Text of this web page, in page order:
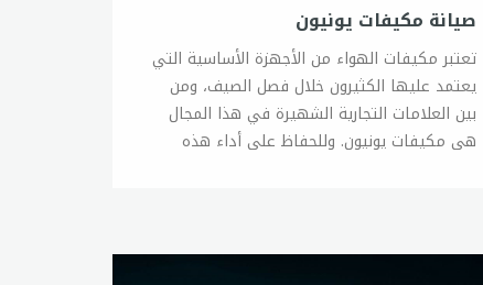
صيانة مكيفات يونيون
تعتبر مكيفات الهواء من الأجهزة الأساسية التي يعتمد عليها الكثيرون خلال فصل الصيف، ومن بين العلامات التجارية الشهيرة في هذا المجال هي مكيفات يونيون. وللحفاظ على أداء هذه المكيفات وضمان الحصول على أفضل النتائج، فمن المهم القيام بصيانتها بانتظام. فيما يلي نقدم بعض النصائح الهامة لصيانة مكيفات يونيون: تنظيف الفلتر: يجب تنظيف فلتر المكيف بانتظام، حيث يتراكم الغبار والشوائب فيه مما يؤدي إلى تدني أداء المكيف وزيادة استهلاك الطاقة. ويفضل تنظيف الفلتر مرة كل شهرين على الأقل. تنظيف المكثفات: يجب تنظيف المكثفات الخارجية للمكيف بانتظام، حيث يمكن أن يتراكم الغبار والأوساخ فيها ويؤثر ذلك على أداء المكيف وزيادة استهلاك الطاقة. ويفضل تنظيف المكثفات مرة كل عام. فحص الضاغط: يجب فحص الضاغط بانتظام، حيث يعتبر هذا الجزء من المكيف من الأجزاء الهامة التي تؤثر على أداء المكيف ويجب التأكد من عدم وجود أي تسرب فيه. التأكد من سلامة الأسلاك: يجب التأكد من سلامة الأسلاك الكهربائية الموصلة للمكيف، حيث يمكن أن يؤدي تلف الأسلاك إلى توقف المكيف عن العمل. الحفاظ على مستوى الغاز: يجب التأكد من وجود كمية كافية من الغاز داخل المكيف، حيث يؤدي نقص الغاز إلى تدني أداء المكيف وعدم تبريده بشكل جيد. إصلاح الأعطال: في حالة حدوث أي عطل في المكيف، يجب إصلاحه بأسرع وقت ممكن لتفادي تفاقم المشكلة وتكلفة الإصلاح. بالإضافة إلى النصائح المذكورة أعلاه، يجب الحرص على تركيب المكيف بشكل صحيح وفقًا للتعليمات الموجودة في دليل المستخدم، وعدم تشغيله بأطوال فترات زمنية طويلة دون توقف للحفاظ على سلامة المكيف وزيادة عمره الافتراضي. باختصار، يمكن الحفاظ على أداء مكيفات يونيون وضمان عمرها الافتراضي الطويل من خلال القيام بصيانتها بانتظام واتباع الإرشادات المذكورة أعلاه.صيانة تكييفات يونيونتكييفات يونيون من الأجهزة الهامة التي يعتمد عليها الكثير من الأفراد خلال فصل الصيف، وللحفاظ على أدائها الجيد وضمان عمرها الافتراضي الطويل، يجب القيام بصيانتها بانتظام. وفي هذا المقال، سنتحدث عن أساليب صيانة تكييفات يونيون. تنظيف الفلتر: يجب تنظيف فلتر التكييف بانتظام، حيث يتراكم الغبار والشوائب فيه مما يؤدي إلى تدني أداء التكييف وزيادة استهلاك الطاقة. ويفضل تنظيف الفلتر مرة كل شهرين على الأقل. تنظيف المكثفات: يجب تنظيف المكثفات الخارجية للتكييف بانتظام، حيث يمكن أن يتراكم الغبار والأوساخ فيها ويؤثر ذلك على أداء التكييف وزيادة استهلاك الطاقة. ويفضل تنظيف المكثفات مرة كل عام. فحص الضاغط: يجب فحص الضاغط بانتظام، حيث يعتبر هذا الجزء من التكييف من الأجزاء الهامة التي تؤثر على أداء التكييف ويجب التأكد من عدم وجود أي تسرب فيه. التأكد من سلامة الأسلاك: يجب التأكد من سلامة الأسلاك الكهربائية الموصلة للتكييف، حيث يمكن أن يؤدي تلف الأسلاك إلى توقف التكييف عن العمل. الحفاظ على مستوى الغاز: يجب التأكد من وجود كمية كافية من الغاز داخل التكييف، حيث يؤدي نقص الغاز إلى تدني أداء التكييف وعدم تبريده بشكل جيد. إصلاح الأعطال: في حالة حدوث أي عطل في التكييف، يجب إصلاحه بأسرع وقت ممكن لتفادي تفاقم المشكلة وتكلفة الإصلاح. الحرص على تركيب التكييف بشكل صحيح: يجب الحرص على تركيب التكييف بشكل صحيح وفقًا للتعليمات الموجودة في دليل المستخدم، وعدم تشغيله بأطوال فترات زمنية طويلة دون توقف للحفاظ على سلامة التكييف وزيادة عمره الافتراضي. باختصار، يمكن الحفاظ على أداء تكييفات يونيون وضمان عمرها الافتراضي الطويل من خلال القيام بصيانتها بانتظام واتباع الإرشادات المذكورة أعلاه. يجب الحرص على القيام بصيانة التكييف بشكل دوري والتأكد من أن جميع أجزائه تعمل بشكل جيد وسليم، وفي حالة وجود أي مشكلة أو عطل، يجب الاتصال بفني صيانة مؤهل من sitename لإصلاحها.توكيل يونيون للتكييفتوكيل يونيون هو مركز صيانة معتمد للتكييفات الخاصة بعلامة يونيون، ويقدم خدمات الصيانة والإصلاح والتركيب لعملائه في مختلف مناطق البلاد. وفي هذا المقال، سنتحدث عن خدمات توكيل يونيون للتكييف. صيانة تكييفات يونيون: يتميز توكيل يونيون بتقديم خدمات صيانة تكييفات يونيون بأعلى مستويات الجودة والدقة، حيث يتم فحص جميع أجزاء التكييف وتنظيفها وإصلاح أي مشاكل تظهر خلال الفحص. إصلاح تكييفات يونيون: يتميز توكيل يونيون بتوفير خدمات إصلاح تكييفات يونيون بأسرع وقت ممكن، حيث يتم تشخيص المشكلة بدقة وإصلاحها بأحدث الأدوات والتقنيات المتاحة. تركيب تكييفات يونيون: يقدم توكيل يونيون خدمات تركيب تكييفات يونيون بأفضل الأسعار، حيث يتم تركيب التكييف بشكل صحيح وفقًا للتعليمات الموجودة في دليل المستخدم، ويتم التأكد من سلامة جميع الأجزاء والكوابل الكهربائية. قطع الغيار الأصلية: يتم توفير جميع قطع الغيار الأصلية لتكييفات يونيون في توكيل يونيون، حيث يتم استبدال أي قطع تالفة بقطع أصلية لضمان عمر أطول للتكييف. خدمة العملاء: توكيل يونيون يوفر خدمة العملاء بشكل احترافي ودقيق، حيث يتم استقبال الشكاوي والاستفسارات والرد عليها بأسرع وقت ممكن، ويتم توفير الدعم الفني والمساعدة لعملائه في أي وقت. باختصار، توكيل يونيون هو مركز صيانة معتمد لتكييفات يونيون، ويقدم خدمات الصيانة والإصلاح والتركيب بأعلى مستوى من الجودة والدقة. كما يوفر توكيل يونيون قطع الغيار الأصلية وخدمة العملاء بشكل احترافي لتلبية احتياجات العملاء وضمان رضاهم التام.صيانة يونيون تكييفتكييفات يونيون هي إحدى العلامات التجارية الشهيرة في عالم التكييف المنزلي، وتتميز بجودة عالية وأداء ممتاز، ولكن كجميع أجهزة التكييف الأخرى، تحتاج تكييفات يونيون إلى صيانة دورية للحفاظ على أدائها الجيد وضمان عمرها الطويل. وفي هذا المقال، سنتحدث عن كيفية صيانة تكييفات يونيون. تنظيف الفلاتر: يجب التأكد من تنظيف فلاتر التكييف بانتظام، وذلك لإزالة الأتربة والشوائب التي تتراكم عليها، والتي تؤدي إلى انسداد الفلاتر وتقليل أداء التكييف وزيادة استهلاك الطاقة. يمكن تنظيف الفلاتر باستخدام الماء والصابون الناعم، ويجب تجفيفها جيدًا قبل إعادتها إلى التكييف. تنظيف المبخر والمكثف: يجب تنظيف المبخر والمكثف بانتظام، وذلك لإزالة الأوساخ والأتربة التي تتراكم عليهما وتؤدي إلى تراكم الجليد وتقليل أداء التكييف. يمكن تنظيف المبخر والمكثف باستخدام الماء والصابون الناعم، ويجب تجفيفهما جيدًا قبل إعادتهما إلى التكييف. فحص الضاغط: يجب فحص الضاغط بانتظام، وذلك للتأكد من سلامته وعدم وجود أي تسريبات فيه. يمكن فحص الضاغط باستخدام ضاغط الهواء ومنظف الفريون، ويجب إصلاح أي تسريبات في الضاغط على الفور. فحص الكوابل الكهربائية: يجب فحص الكوابل الكهربائية بانتظام، وذلك للتأكد من سلامتها وعدم وجود أي تلف فيها. يجب تفقد الكوابل الكهربائية بشكل دوري وإصلاح أي تلف فيها على الفور. فحص مستوى الفريون: يجب فحص مستوى الفريون بانتظام، وذلك للتأكد من أنه في المستوى المطلوب وعدم وجود أي تسريبات فيه. يمكن فحص مستوى الفريون باستخدام جهاز فحص الفريون، ويجب إصلاح أي تسريبات في الفريون على الفور. باختصار، يجب صيانة تكييفات يونيون بانتظام للحفاظ على أدائها الجيد وضمان عمرها الطويل. يجب تنظيف الفلاتر والمبخر والمكثف، وفحص الضاغط والكوابل الكهربائية ومستوى الفريون بانتظام، وإصلاح أي مشاكل تظهر خلال الفحص. يمكن الحصول على خدمات الصيانة والإصلاح من مراكز صيانة معتمدة لتكييفات يونيون مثل توكيل يونيون.صيانة تكييفات يونيون ايرتكييفات يونيون إير هي إحدى العلامات التجارية الشهيرة في عالم التكييف المنزلي، وتتميز بجودة عالية وأداء ممتاز، ولكن كجميع أجهزة التكييف الأخرى، تحتاج تكييفات يونيون إير إلى صيانة دورية للحفاظ على أدائها الجيد وضمان عمرها الطويل. وفي هذا المقال، سنتحدث عن كيفية صيانة تكييفات يونيون إير. تنظيف الفلاتر: يجب التأكد من تنظيف فلاتر التكييف بانتظام، وذلك لإزالة الأتربة والشوائب التي تتراكم عليها، والتي تؤدي إلى انسداد الفلاتر وتقليل أداء التكييف وزيادة استهلاك الطاقة. يمكن تنظيف الفلاتر باستخدام الماء والصابون الناعم، ويجب تجفيفها جيدًا قبل إعادتها إلى التكييف. تنظيف المبخر والمكثف: يجب تنظيف المبخر والمكثف بانتظام، وذلك لإزالة الأوساخ والأتربة التي تتراكم عليهما وتؤدي إلى تراكم الجليد وتقليل أداء التكييف. يمكن تنظيف المبخر والمكثف باستخدام الماء والصابون الناعم، ويجب تجفيفهما جيدًا قبل إعادتهما إلى التكييف. فحص الضاغط: يجب فحص الضاغط بانتظام، وذلك للتأكد من سلامته وعدم وجود أي تسريبات فيه. يمكن فحص الضاغط باستخدام ضاغط الهواء ومنظف الفريون، ويجب إصلاح أي تسريبات في الضاغط على الفور. فحص الكوابل الكهربائية: يجب فحص الكوابل الكهربائية بانتظام، وذلك للتأكد من سلامتها وعدم وجود أي تلف فيها. يجب تفقد الكوابل الكهربائية بشكل دوري وإصلاح أي تلف فيها على الفور. فحص مستوى الفريون: يجب فحص مستوى الفريون بانتظام، وذلك للتأكد من أنه في المستوى المطلوب وعدم وجود أي تسريبات فيه. يمكن فحص مستوى الفريون باستخدام جهاز فحص الفريون، ويجب إصلاح أي تسريبات في الفريون على الفور. باختصار، يجب صيانة تكييفات يونيون إير بانتظام للحفاظ على أدائها الجيد وضمان عمرها الطويل. يجب تنظيف الفلاتر والمبخر والمكثف، وفحص الضاغط والكوابل الكهربائية ومستوى الفريون بانتظام، وإصلاح أي مشاكل تظهر خلال الفحص. يمكن الحصول على خدمات الصيانة والإصلاح من مراكز صيانة معتمدة لتكييفات يونيون إير مثل توكيل يونيون إير.صيانة تكييف يونيون ايرتكييف يونيون إير هو جهاز تكييف هواء يستخدم في المنازل والمكاتب والمساحات التجارية الصغيرة. إذا كنت تمتلك تكييف يونيون إير، فمن المهم الحفاظ عليه بشكل جيد من خلال الصيانة الدورية. في هذا المقال، سنتحدث عن بعض الخطوات الأساسية التي يمكن اتباعها لصيانة تكييف يونيون إير. تنظيف الفلاتر تعتبر فلاتر التكييف جزءًا هامًا من الجهاز، حيث تساعد في تصفية الهواء وإزالة الأتربة والشوائب من الهواء المار عبر التكييف. لذلك، يجب تنظيف الفلاتر بشكل دوري للحفاظ على أدائها الجيد. يمكن استخدام الماء الفاتر والصابون الناعم لتنظيف الفلاتر، ثم يجب تجفيفها بشكل جيد قبل إعادتها إلى التكييف. تنظيف المبخر والمكثف يجب تنظيف المبخر والمكثف بشكل دوري أيضًا. المبخر هو الجزء الذي يمر عبره الهواء الساخن لتبريد الهواء، بينما يعمل المكثف على إزالة الحرارة من الهواء المار عبر التكييف. يمكن استخدام الماء الفاتر والصابون الناعم لتنظيف المبخر والمكثف، ثم يجب تجفيفهما بشكل جيد قبل إعادتهما إلى التكييف. فحص الضاغط الضاغط هو المكون الذي يقوم بضخ الفريون داخل التكييف. يجب فحص الضاغط بشكل دوري للتأكد من سلامته وعدم وجود أي تسريبات فيه. يمكن استخدام ضاغط الهواء ومنظف الفريون للفحص، وإذا تم اكتشاف أي مشاكل في الضاغط، يجب استدعاء فني صيانة لإصلاحه. فحص الكوابل الكهربائية يجب فحص الكوابل الكهربائية بشكل دوري للتأكد من سلامتها وعدم وجود أي تلف فيها. يمكن تفقد الكوابل الكهربائية بشكل دوري وإصلاح أي تلف فيها على الفور. فحص مستوى الفريون يجب فحص مستوى الفريون بشكل دوري للتأكد من أنه في المستوى المطلوب وعدم وجود أي تسريبات فيه. يمكن استخدام جهاز فحص الفريون للفحص، وإذا تم اكتشاف أي تسريبات في الفريون، يجب استدعاء فني صيانة لإصلاحه. بشكل عام، من المهم القيام بصيانة تكييف يونيون إير بشكل دوري للحفاظ على أدائه الجيد وضمان عمره الطويل. يمكن القيام ببعض الخطوات الأساسية مثل تنظيف الفلاتر والمبخر والمكثف بشكل دوري، وفحص الضاغط والكوابل الكهربائية ومستوى الفريون بشكل دوري. إذا كان لديك أي مشاكل في تكييف يونيون إير، يجب استدعاء فني صيانة لإصلاحها.رقم صيانة تكييف يونيونإذا كان لديك تكييف يونيون إير وتحتاج إلى صيانة أو إصلاح، فمن المهم معرفة رقم صيانة تكييف يونيون للاتصال بفني صيانة مؤهل من sitename. يمكن العثور على رقم